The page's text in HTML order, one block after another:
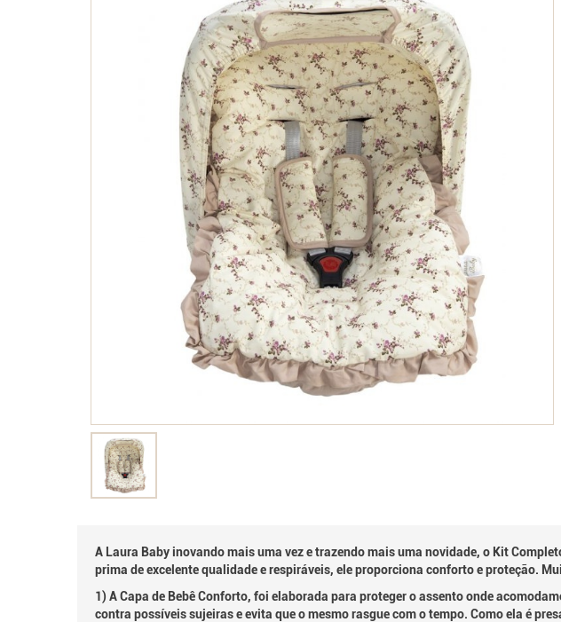
A Laura Baby inovando mais uma vez e trazendo mais uma novidade, o Kit
prima de excelente qualidade e respiráveis, ele proporciona conforto e proteção.
1) A Capa de Bebê Conforto, foi elaborada para proteger o assento onde
contra possíveis sujeiras e evita que o mesmo rasgue com o tempo. Como ela é